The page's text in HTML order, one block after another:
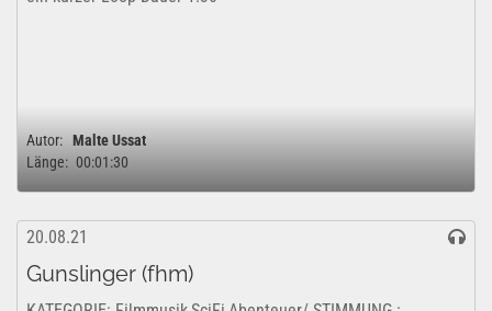
Autor: Malte Ussat
Länge: 00:01:30
20.08.21
Gunslinger (fhm)